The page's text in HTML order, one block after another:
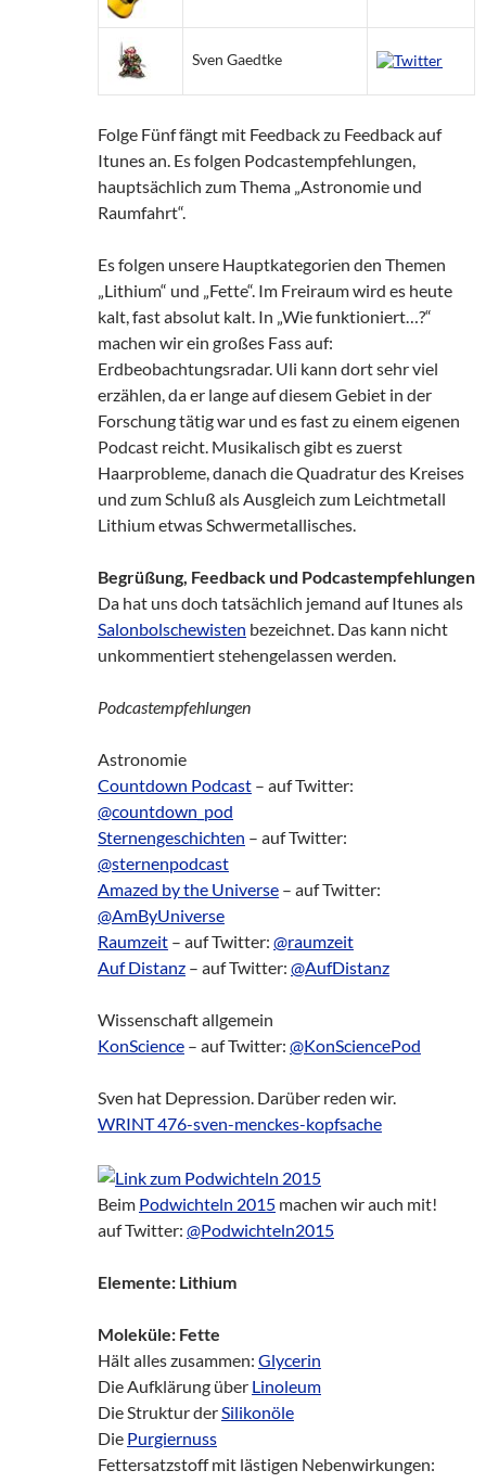
Sven Gaedtke
Folge Fünf fängt mit Feedback zu Feedback auf
Itunes an. Es folgen Podcastempfehlungen,
hauptsächlich zum Thema „Astronomie und
Raumfahrt“.
Es folgen unsere Hauptkategorien den Themen
„Lithium“ und „Fette“. Im Freiraum wird es heute
kalt, fast absolut kalt. In „Wie funktioniert…?“
machen wir ein großes Fass auf:
Erdbeobachtungsradar. Uli kann dort sehr viel
erzählen, da er lange auf diesem Gebiet in der
Forschung tätig war und es fast zu einem eigenen
Podcast reicht. Musikalisch gibt es zuerst
Haarprobleme, danach die Quadratur des Kreises
und zum Schluß als Ausgleich zum Leichtmetall
Lithium etwas Schwermetallisches.
Begrüßung, Feedback und Podcastempfehlungen
Da hat uns doch tatsächlich jemand auf Itunes als
Salonbolschewisten bezeichnet. Das kann nicht
unkommentiert stehengelassen werden.
Podcastempfehlungen
Astronomie
Countdown Podcast – auf Twitter:
@countdown_pod
Sternengeschichten – auf Twitter:
@sternenpodcast
Amazed by the Universe – auf Twitter:
@AmByUniverse
Raumzeit – auf Twitter: @raumzeit
Auf Distanz – auf Twitter: @AufDistanz
Wissenschaft allgemein
KonScience – auf Twitter: @KonSciencePod
Sven hat Depression. Darüber reden wir.
WRINT 476-sven-menckes-kopfsache
Beim Podwichteln 2015 machen wir auch mit!
auf Twitter: @Podwichteln2015
Elemente: Lithium
Moleküle: Fette
Hält alles zusammen: Glycerin
Die Aufklärung über Linoleum
Die Struktur derSilikonöle
Die Purgiernuss
Fettersatzstoff mit lästigen Nebenwirkungen: